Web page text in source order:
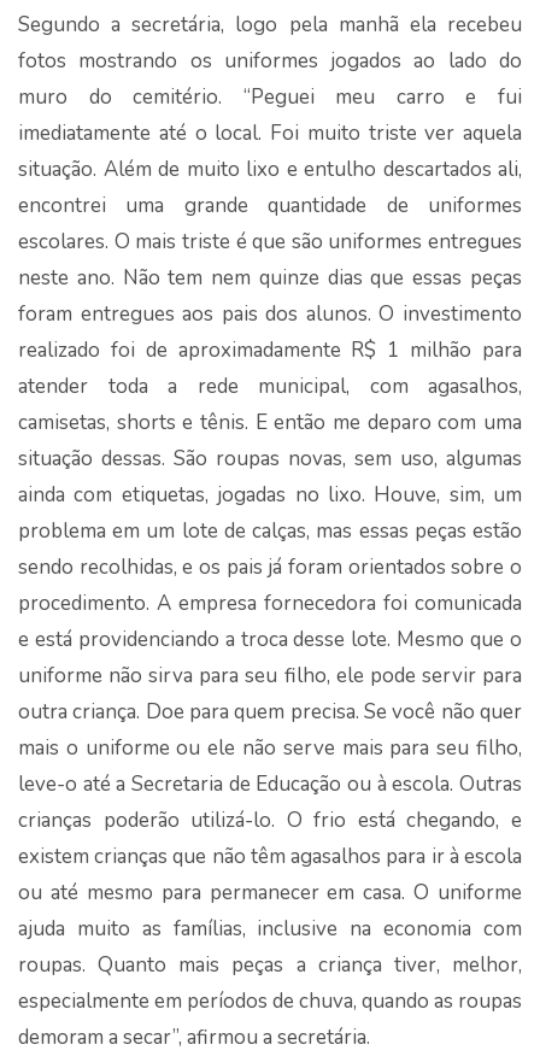
Segundo a secretária, logo pela manhã ela recebeu
fotos mostrando os uniformes jogados ao lado do
muro do cemitério. “Peguei meu carro e fui
imediatamente até o local. Foi muito triste ver aquela
situação. Além de muito lixo e entulho descartados ali,
encontrei uma grande quantidade de uniformes
escolares. O mais triste é que são uniformes entregues
neste ano. Não tem nem quinze dias que essas peças
foram entregues aos pais dos alunos. O investimento
realizado foi de aproximadamente R$ 1 milhão para
atender toda a rede municipal, com agasalhos,
camisetas, shorts e tênis. E então me deparo com uma
situação dessas. São roupas novas, sem uso, algumas
ainda com etiquetas, jogadas no lixo. Houve, sim, um
problema em um lote de calças, mas essas peças estão
sendo recolhidas, e os pais já foram orientados sobre o
procedimento. A empresa fornecedora foi comunicada
e está providenciando a troca desse lote. Mesmo que o
uniforme não sirva para seu filho, ele pode servir para
outra criança. Doe para quem precisa. Se você não quer
mais o uniforme ou ele não serve mais para seu filho,
leve-o até a Secretaria de Educação ou à escola. Outras
crianças poderão utilizá-lo. O frio está chegando, e
existem crianças que não têm agasalhos para ir à escola
ou até mesmo para permanecer em casa. O uniforme
ajuda muito as famílias, inclusive na economia com
roupas. Quanto mais peças a criança tiver, melhor,
especialmente em períodos de chuva, quando as roupas
demoram a secar”, afirmou a secretária.